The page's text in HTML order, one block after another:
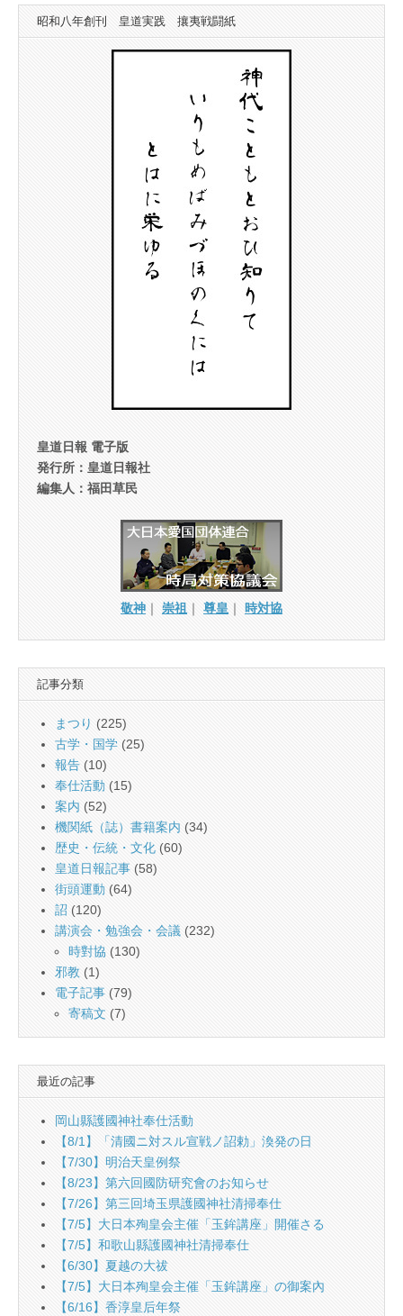
昭和八年創刊 皇道実践 攘夷戦闘紙
皇道日報 電子版
発行所：皇道日報社
編集人：福田草民
敬神 ｜ 崇祖 ｜ 尊皇 ｜ 時対協
記事分類
まつり (225)
古学・国学 (25)
報告 (10)
奉仕活動 (15)
案内 (52)
機関紙（誌）書籍案内 (34)
歴史・伝統・文化 (60)
皇道日報記事 (58)
街頭運動 (64)
詔 (120)
講演会・勉強会・会議 (232)
時對協 (130)
邪教 (1)
電子記事 (79)
寄稿文 (7)
最近の記事
岡山縣護國神社奉仕活動
【8/1】「清國ニ対スル宣戦ノ詔勅」渙発の日
【7/30】明治天皇例祭
【8/23】第六回國防研究會のお知らせ
【7/26】第三回埼玉県護國神社清掃奉仕
【7/5】大日本殉皇会主催「玉鉾講座」開催さる
【7/5】和歌山縣護國神社清掃奉仕
【6/30】夏越の大祓
【7/5】大日本殉皇会主催「玉鉾講座」の御案內
【6/16】香淳皇后年祭